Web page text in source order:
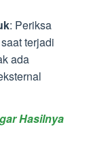
: Periksa
terjadi
ada
Hasilnya